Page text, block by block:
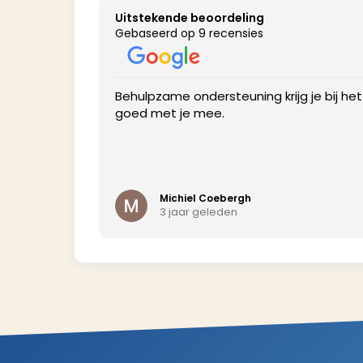
Uitstekende beoordeling
Gebaseerd op 9 recensies
Behulpzame ondersteuning krijg je bij
goed met je mee.
Michiel Coebergh
3 jaar geleden